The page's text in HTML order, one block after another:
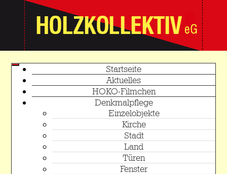
Startseite
Aktuelles
HOKO-Filmchen
Denkmalpflege
Einzelobjekte
Kirche
Stadt
Land
Türen
Fenster